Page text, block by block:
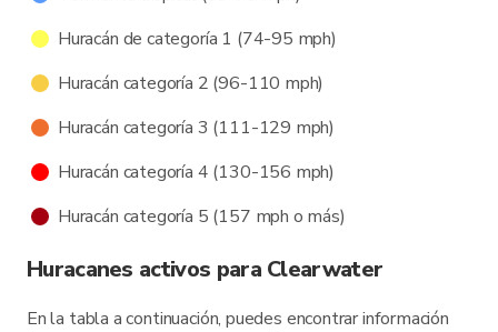
Huracán de categoría 1 (74-95 mph)
Huracán categoría 2 (96-110 mph)
Huracán categoría 3 (111-129 mph)
Huracán categoría 4 (130-156 mph)
Huracán categoría 5 (157 mph o más)
Huracanes activos para Clearwater
En la tabla a continuación, puedes encontrar información